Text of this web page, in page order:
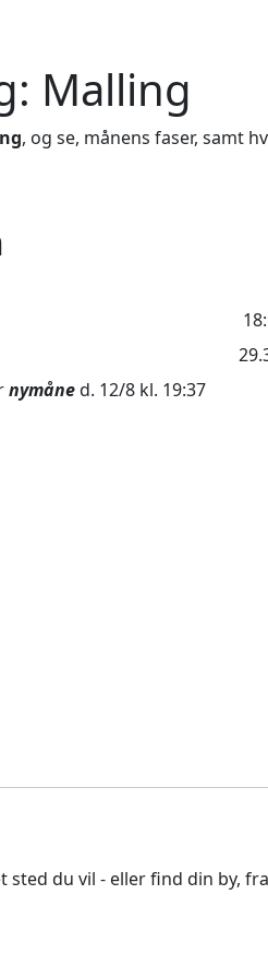
Malling
, og se, månens faser, samt
nymåned. 12/8 kl. 19:37
du vil - eller find din by,